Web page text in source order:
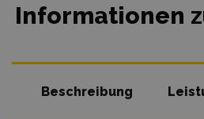
Informationen
Beschreibung